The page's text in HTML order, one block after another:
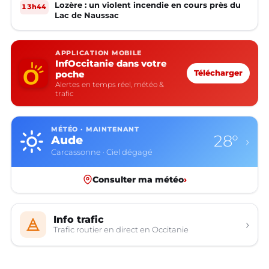
13h44
Lozère : un violent incendie en cours près du
Lac de Naussac
APPLICATION MOBILE
InfOccitanie dans votre
poche
Alertes en temps réel, météo &
trafic
Télécharger
MÉTÉO · MAINTENANT
Aude
Carcassonne · Ciel dégagé
28° ›
Consulter ma météo›
Info trafic
Trafic routier en direct en Occitanie ›